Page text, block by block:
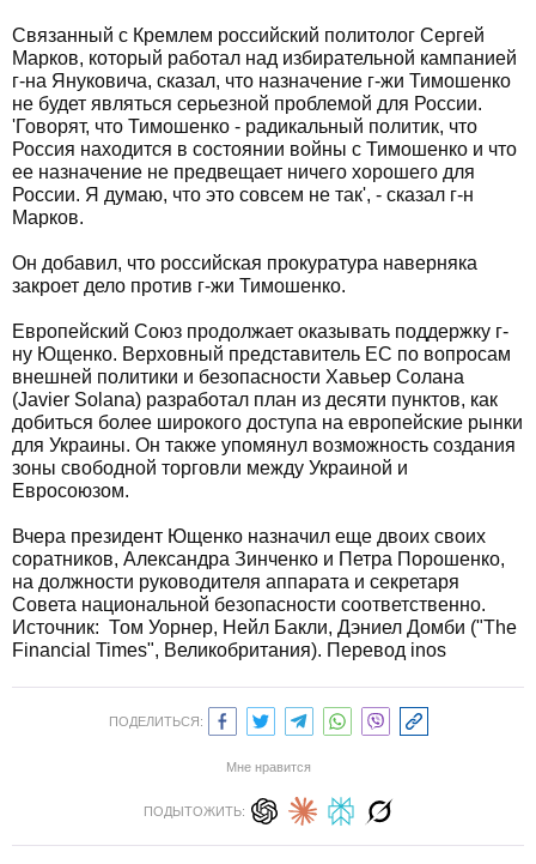
Связанный с Кремлем российский политолог Сергей
Марков, который работал над избирательной кампанией
г-на Януковича, сказал, что назначение г-жи Тимошенко
не будет являться серьезной проблемой для России.
'Говорят, что Тимошенко - радикальный политик, что
Россия находится в состоянии войны с Тимошенко и что
ее назначение не предвещает ничего хорошего для
России. Я думаю, что это совсем не так', - сказал г-н
Марков.
Он добавил, что российская прокуратура наверняка
закроет дело против г-жи Тимошенко.
Европейский Союз продолжает оказывать поддержку г-
ну Ющенко. Верховный представитель ЕС по вопросам
внешней политики и безопасности Хавьер Солана
(Javier Solana) разработал план из десяти пунктов, как
добиться более широкого доступа на европейские рынки
для Украины. Он также упомянул возможность создания
зоны свободной торговли между Украиной и
Евросоюзом.
Вчера президент Ющенко назначил еще двоих своих
соратников, Александра Зинченко и Петра Порошенко,
на должности руководителя аппарата и секретаря
Совета национальной безопасности соответственно.
Источник: Том Уорнер, Нейл Бакли, Дэниел Домби ("The
Financial Times", Великобритания). Перевод inos
ПОДЕЛИТЬСЯ:
Мне нравится
ПОДЫТОЖИТЬ: